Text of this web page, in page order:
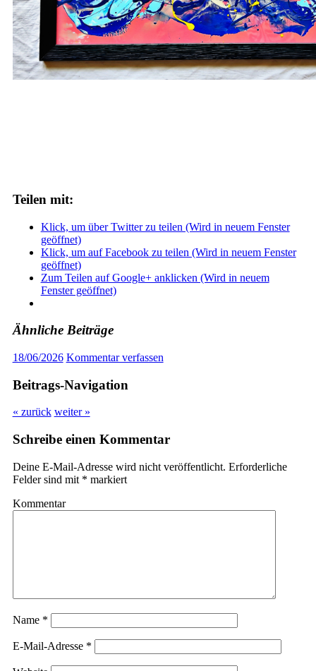
Teilen mit:
Klick, um über Twitter zu teilen (Wird in neuem Fenster
geöffnet)
Klick, um auf Facebook zu teilen (Wird in neuem Fenster
geöffnet)
Zum Teilen auf Google+ anklicken (Wird in neuem
Fenster geöffnet)
Ähnliche Beiträge
18/06/2026 Kommentar verfassen
Beitrags-Navigation
« zurück weiter »
Schreibe einen Kommentar
Deine E-Mail-Adresse wird nicht veröffentlicht. Erforderliche
Felder sind mit * markiert
Kommentar
Name *
E-Mail-Adresse *